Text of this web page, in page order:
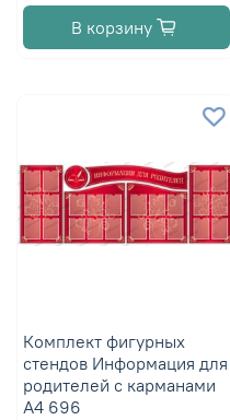
В корзину
Комплект фигурных
стендов Информация для
родителей с карманами
А4 696